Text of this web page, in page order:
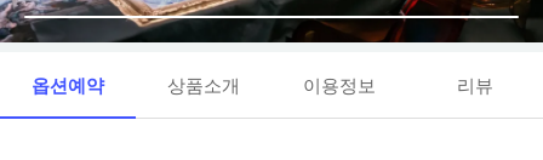
옵션예약 상품소개 이용정보 리뷰